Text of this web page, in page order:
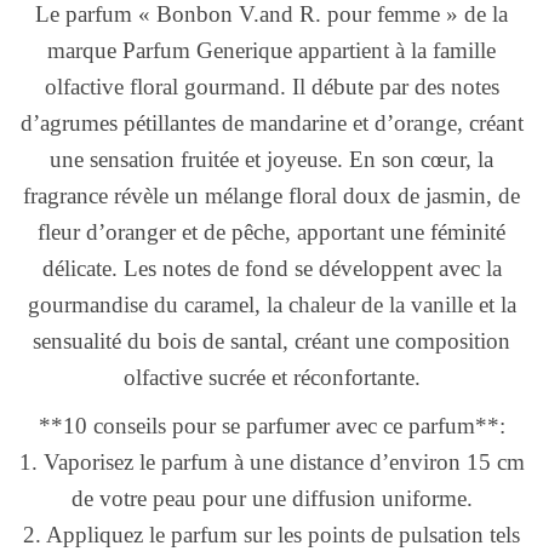
Le parfum « Bonbon V.and R. pour femme » de la
marque Parfum Generique appartient à la famille
olfactive floral gourmand. Il débute par des notes
d’agrumes pétillantes de mandarine et d’orange, créant
une sensation fruitée et joyeuse. En son cœur, la
fragrance révèle un mélange floral doux de jasmin, de
fleur d’oranger et de pêche, apportant une féminité
délicate. Les notes de fond se développent avec la
gourmandise du caramel, la chaleur de la vanille et la
sensualité du bois de santal, créant une composition
olfactive sucrée et réconfortante.
**10 conseils pour se parfumer avec ce parfum**:
1. Vaporisez le parfum à une distance d’environ 15 cm
de votre peau pour une diffusion uniforme.
2. Appliquez le parfum sur les points de pulsation tels